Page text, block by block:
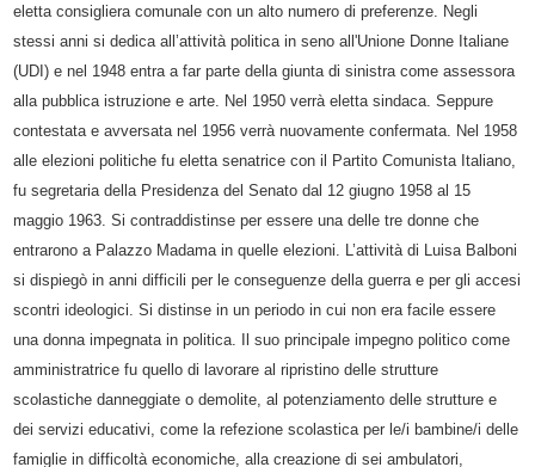
eletta consigliera comunale con un alto numero di preferenze. Negli
stessi anni si dedica all’attività politica in seno all'Unione Donne Italiane
(UDI) e nel 1948 entra a far parte della giunta di sinistra come assessora
alla pubblica istruzione e arte. Nel 1950 verrà eletta sindaca. Seppure
contestata e avversata nel 1956 verrà nuovamente confermata. Nel 1958
alle elezioni politiche fu eletta senatrice con il Partito Comunista Italiano,
fu segretaria della Presidenza del Senato dal 12 giugno 1958 al 15
maggio 1963. Si contraddistinse per essere una delle tre donne che
entrarono a Palazzo Madama in quelle elezioni. L’attività di Luisa Balboni
si dispiegò in anni difficili per le conseguenze della guerra e per gli accesi
scontri ideologici. Si distinse in un periodo in cui non era facile essere
una donna impegnata in politica. Il suo principale impegno politico come
amministratrice fu quello di lavorare al ripristino delle strutture
scolastiche danneggiate o demolite, al potenziamento delle strutture e
dei servizi educativi, come la refezione scolastica per le/i bambine/i delle
famiglie in difficoltà economiche, alla creazione di sei ambulatori,